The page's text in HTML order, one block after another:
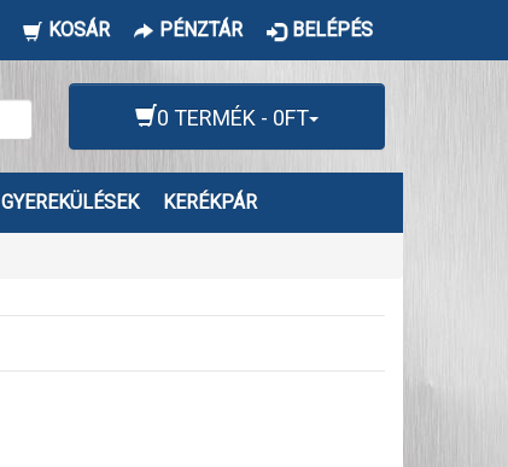
KOSÁR PÉNZTÁR BELÉPÉS
0 TERMÉK - 0FT
GYEREKÜLÉSEK KERÉKPÁR